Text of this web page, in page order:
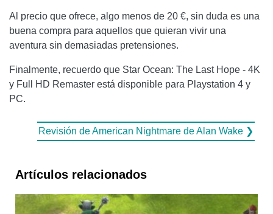
Al precio que ofrece, algo menos de 20 €, sin duda es una
buena compra para aquellos que quieran vivir una
aventura sin demasiadas pretensiones.
Finalmente, recuerdo que Star Ocean: The Last Hope - 4K
y Full HD Remaster está disponible para Playstation 4 y
PC.
Revisión de American Nightmare de Alan Wake ❯
Artículos relacionados